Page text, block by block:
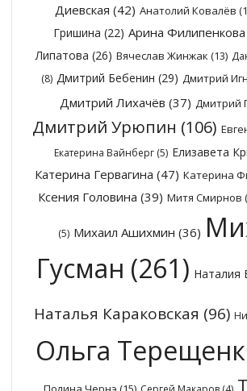
Диевская (42) Анатолий Ковалёв
Гришина (22) Арина Филипенкова
Липатова (26) Вячеслав Жинжак (13)
(8) Дмитрий Бебенин (29) Дмитрий
Дмитрий Лихачёв (37) Дмитрий
Дмитрий Урюпин (106)
Екатерина Вайнберг(5) Елизавета
Катерина Гервагина (47) Катерина
Ксения Головина (39) Митя Смирнов
(5) Михаил Ашихмин (36)
Гусман (261) Наталия
Наталья Караковская (96)
Ольга